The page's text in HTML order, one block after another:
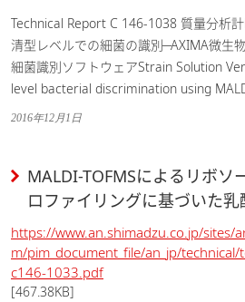
Technical Report C 146-1038 質量分析
清型レベルでの細菌の識別 ̶ AXIMA微生
細菌識別ソフトウェアStrain Solution
level bacterial discrimination using
2016年12月1日
MALDI-TOFMSによるリボソ
ロファイリングに基づいた乳
https://www.an.shimadzu.co.jp/sites/
m/pim_document_file/an_jp/
c146-1033.pdf
[467.38KB]